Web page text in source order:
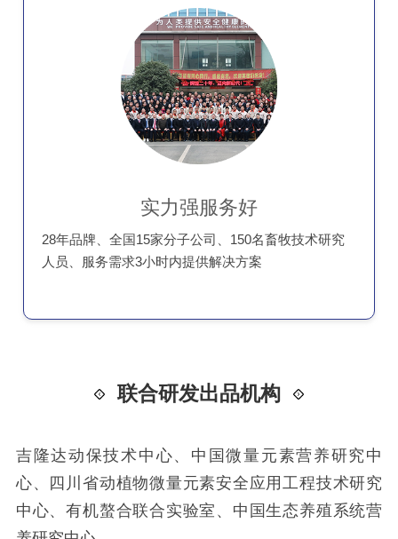
实力强服务好
28年品牌、全国15家分子公司、150名畜牧技术研究
人员、服务需求3小时内提供解决方案
联合研发出品机构
吉隆达动保技术中心、中国微量元素营养研究中
心、四川省动植物微量元素安全应用工程技术研究
中心、有机螯合联合实验室、中国生态养殖系统营